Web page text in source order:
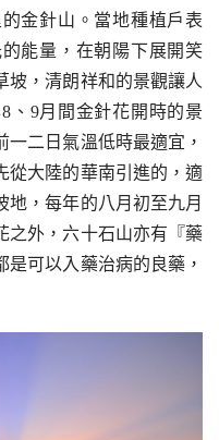
金針山。當地種植戶表
能量，在朝陽下展開笑
坡，清朗祥和的景觀讓人
、9月間金針花開時的景
二日氣溫低時最適宜，
從大陸的華南引進的，適
地，每年的八月初至九月
之外，六十石山亦有『藥
可以入藥治病的良藥，